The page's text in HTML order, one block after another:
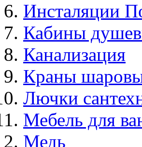
Инсталяции
Кабины
Канализация
Краны
Лючки
Мебель для
Медь